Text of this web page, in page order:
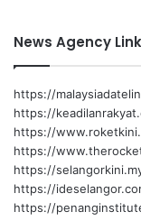
:
A
a
n
News Agency Link
https://
https://
https://
https://
https://
https://
https://